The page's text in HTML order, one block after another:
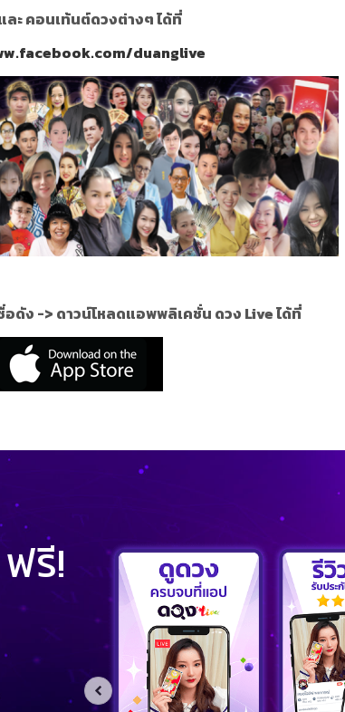
ะ คอนเท้นต์ดวงต่างๆ ได้ที่
duanglive
อดัง -> ดาวน์โหลดแอพพลิเคชั่น ดวง Live ได้ที่
รี!